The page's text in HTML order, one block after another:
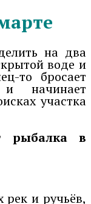
на два
воде и
то бросает
начинает
участка
рыбалка в
рек и ручьёв,